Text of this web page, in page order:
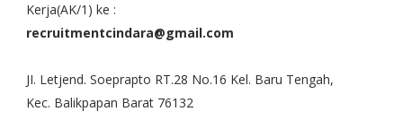
Kerja(AK/1) ke :
recruitmentcindara@gmail.com
JI. Letjend. Soeprapto RT.28 No.16 Kel. Baru Tengah,
Kec. Balikpapan Barat 76132